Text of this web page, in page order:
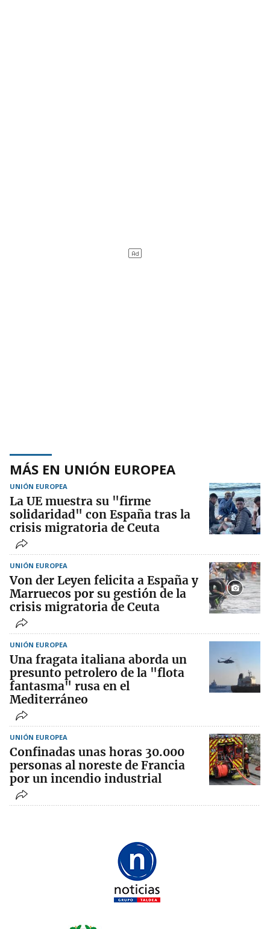
MÁS EN UNIÓN EUROPEA
UNIÓN EUROPEA
La UE muestra su "firme
solidaridad" con España tras la
crisis migratoria de Ceuta
UNIÓN EUROPEA
Von der Leyen felicita a España y
Marruecos por su gestión de la
crisis migratoria de Ceuta
UNIÓN EUROPEA
Una fragata italiana aborda un
presunto petrolero de la "flota
fantasma" rusa en el
Mediterráneo
UNIÓN EUROPEA
Confinadas unas horas 30.000
personas al noreste de Francia
por un incendio industrial